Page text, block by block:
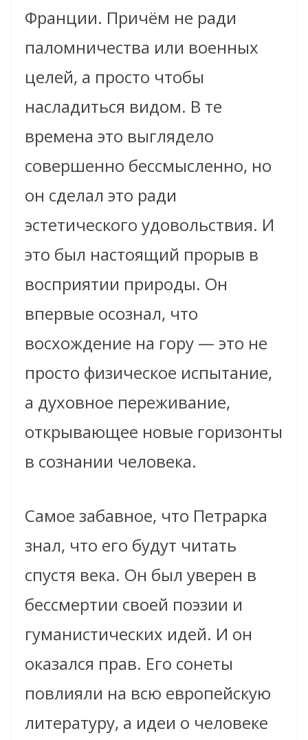
Франции. Причём не ради
паломничества или военных
целей, а просто чтобы
насладиться видом. В те
времена это выглядело
совершенно бессмысленно, но
он сделал это ради
эстетического удовольствия. И
это был настоящий прорыв в
восприятии природы. Он
впервые осознал, что
восхождение на гору — это не
просто физическое испытание,
а духовное переживание,
открывающее новые горизонты
в сознании человека.
Самое забавное, что Петрарка
знал, что его будут читать
спустя века. Он был уверен в
бессмертии своей поэзии и
гуманистических идей. И он
оказался прав. Его сонеты
повлияли на всю европейскую
литературу, а идеи о человеке